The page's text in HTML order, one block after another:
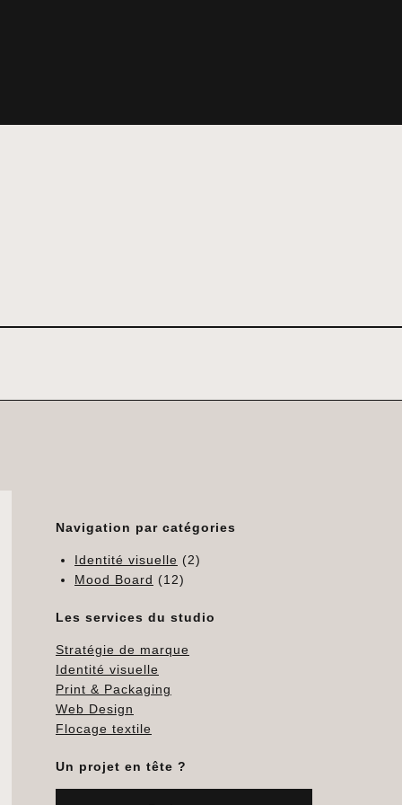
Navigation par catégories
Identité visuelle (2)
Mood Board (12)
Les services du studio
Stratégie de marque
Identité visuelle
Print & Packaging
Web Design
Flocage textile
Un projet en tête ?